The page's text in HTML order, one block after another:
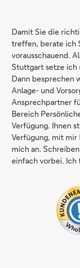
Damit Sie die
treffen, berate ich
vorausschauend.
Stuttgart setze ich
Dann besprechen
Anlage- und
Ansprechpartner
Bereich
Verfügung. Ihnen
Verfügung, mit mir
mich an.
einfach vorbei. Ich